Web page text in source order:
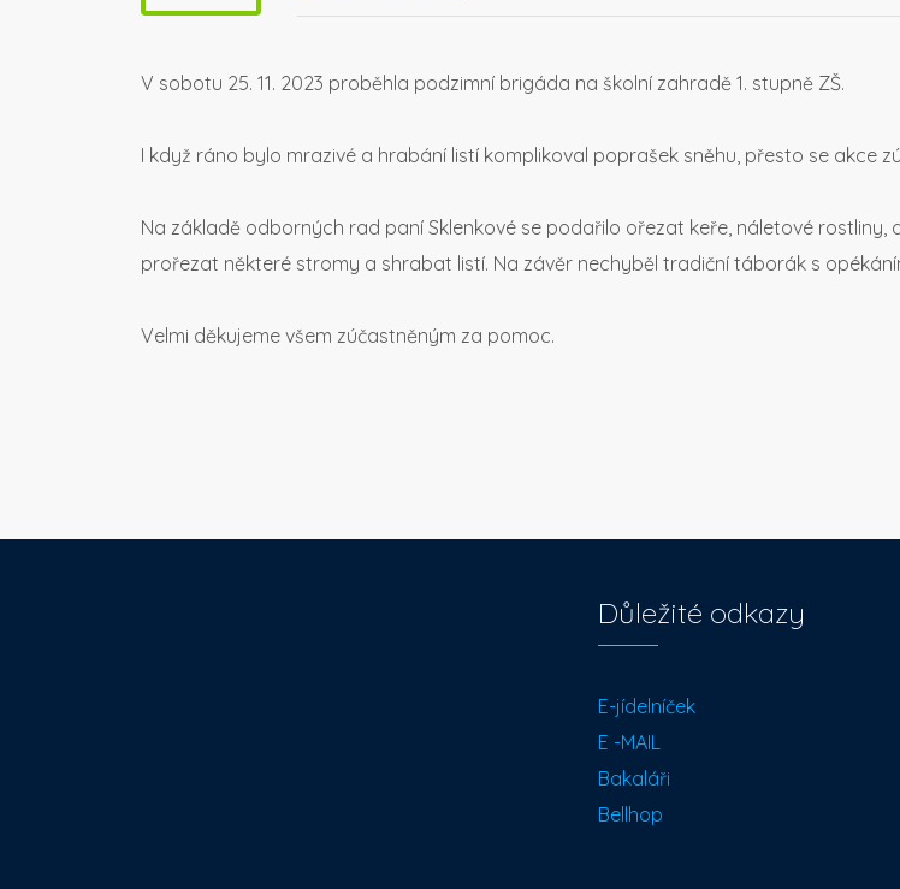
V sobotu 25. 11. 2023 proběhla podzimní brigáda na školní zahradě 1. stupně ZŠ.
I když ráno bylo mrazivé a hrabání listí komplikoval poprašek sněhu, přesto se akce
Na základě odborných rad paní Sklenkové se podařilo ořezat keře, náletové
prořezat některé stromy a shrabat listí. Na závěr nechyběl tradiční táborák s
Velmi děkujeme všem zúčastněným za pomoc.
Důležité odkazy
E-jídelníček
E -MAIL
Bakaláři
Bellhop